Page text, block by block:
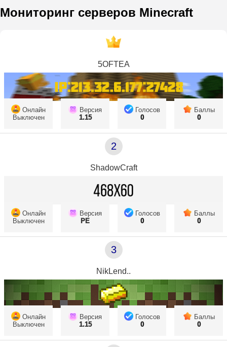
Мониторинг серверов Minecraft
5OFTEA
Онлайн
Выключен
Версия
1.15
Голосов
0
Баллы
0
2
ShadowCraft
Онлайн
Выключен
Версия
PE
Голосов
0
Баллы
0
3
NikLend..
Онлайн
Выключен
Версия
1.15
Голосов
0
Баллы
0